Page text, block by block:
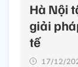
Hà Nội
giải
tế
17/12/